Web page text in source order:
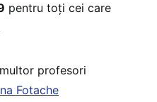
pentru toți cei care
profesori
Fotache